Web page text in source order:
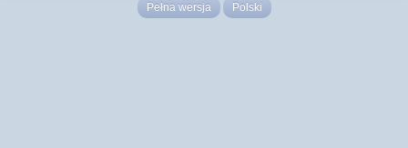
Pełna wersja Polski